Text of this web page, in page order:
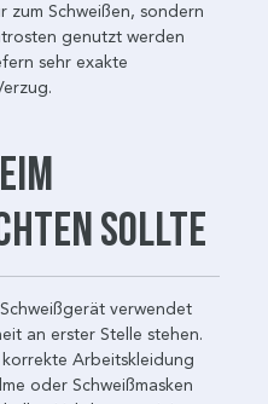
zum Schweißen, sondern
genutzt werden
sehr exakte
sollte
verwendet
an erster Stelle stehen.
Arbeitskleidung
oder Schweißmasken